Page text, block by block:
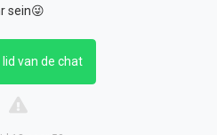
sein😜
lid van de chat